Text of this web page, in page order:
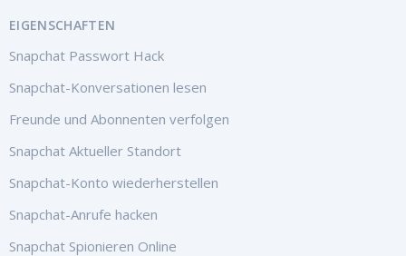
EIGENSCHAFTEN
Snapchat Passwort Hack
Snapchat-Konversationen lesen
Freunde und Abonnenten verfolgen
Snapchat Aktueller Standort
Snapchat-Konto wiederherstellen
Snapchat-Anrufe hacken
Snapchat Spionieren Online